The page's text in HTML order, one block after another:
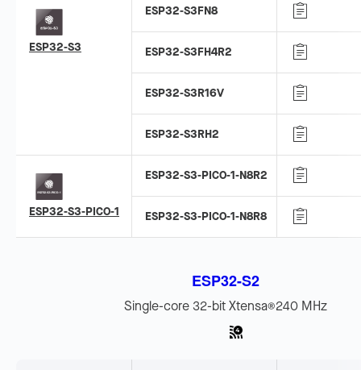
ESP32-S3
ESP32-S3FN8
ESP32-S3FH4R2
ESP32-S3R16V
ESP32-S3RH2
ESP32-S3-PICO-1
ESP32-S3-PICO-1-N8R2
ESP32-S3-PICO-1-N8R8
ESP32-S2
Single-core 32-bit Xtensa®240 MHz